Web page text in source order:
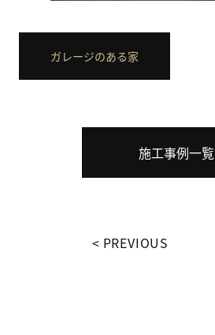
ガレージのある家
施工事例一覧
PREVIOUS